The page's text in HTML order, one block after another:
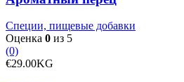
Специи, пищевые добавки
Оценка 0 из 5
(0)
€29.00KG